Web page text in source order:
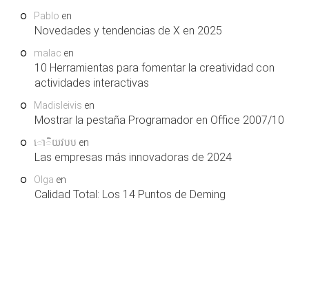
Pablo en
Novedades y tendencias de X en 2025
malac en
10 Herramientas para fomentar la creatividad con
actividades interactivas
Madisleivis en
Mostrar la pestaña Programador en Office 2007/10
ោិយវបប en
Las empresas más innovadoras de 2024
Olga en
Calidad Total: Los 14 Puntos de Deming